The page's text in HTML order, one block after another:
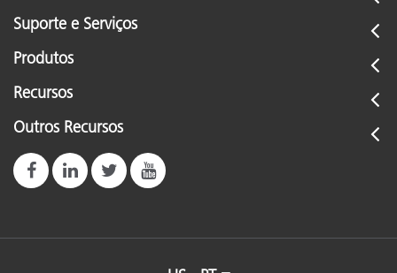
Suporte e Serviços
Produtos
Recursos
Outros Recursos